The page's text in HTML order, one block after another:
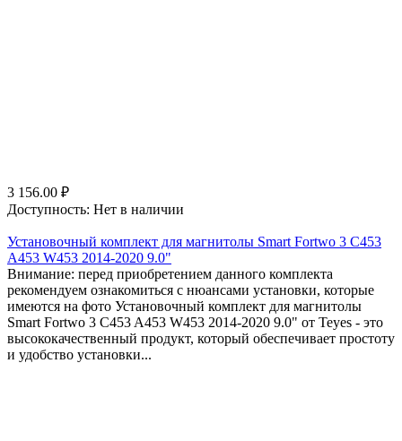
3 156.00 ₽
Доступность: Нет в наличии
Установочный комплект для магнитолы Smart Fortwo 3 C453
A453 W453 2014-2020 9.0"
Внимание: перед приобретением данного комплекта
рекомендуем ознакомиться с нюансами установки, которые
имеются на фото Установочный комплект для магнитолы
Smart Fortwo 3 C453 A453 W453 2014-2020 9.0" от Teyes - это
высококачественный продукт, который обеспечивает простоту
и удобство установки...